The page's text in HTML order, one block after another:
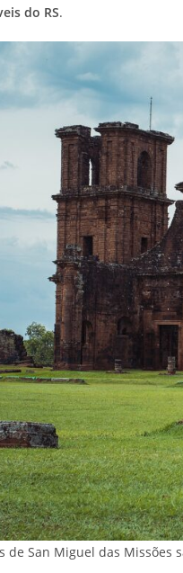
do RS.
de San Miguel das Missões